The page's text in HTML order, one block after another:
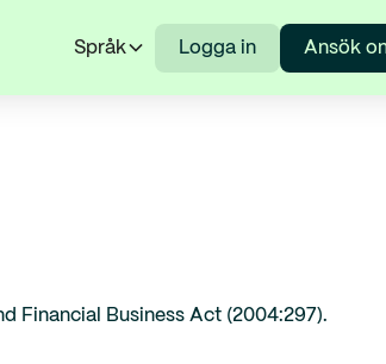
Språk Logga in Ansök
Financial Business Act (2004:297).